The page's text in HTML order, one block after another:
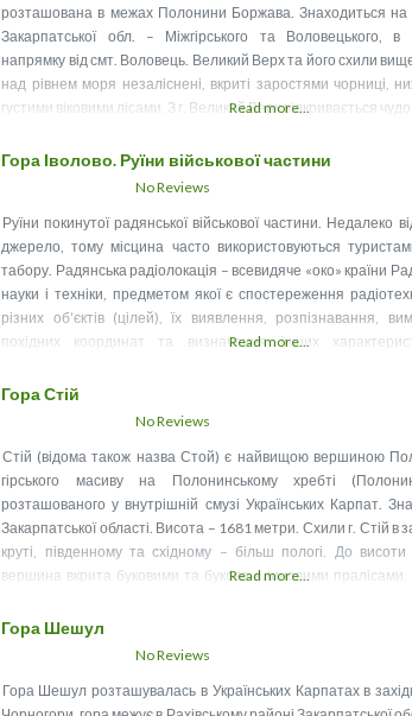
розташована в межах Полонини Боржава. Знаходиться на
Закарпатської обл. – Міжгірського та Воловецького, в
напрямку від смт. Воловець. Великий Верх та його схили
над рівнем моря незаліснені, вкриті заростями чорниці,
густими віковими лісами. З г. Великий Верх відкривається
Read more...
Гора Іволово. Руїни військової частини
No Reviews
Руїни покинутої радянської військової частини. Недалеко
джерело, тому місцина часто використовуються
табору. Радянська радіолокація – всевидяче «око» країни
науки і техніки, предметом якої є спостереження
різних об’єктів (цілей), їх виявлення, розпізнавання,
похідних координат та визначення інших
Read more...
Гора Стій
No Reviews
Стій (відома також назва Стой) є найвищою вершиною
гірського масиву на Полонинському хребті
розташованого у внутрішній смузі Українських Карпат.
Закарпатської області. Висота – 1681 метри. Схили г. Стій в
круті, південному та східному – більш пологі. До
вершина вкрита буковими та буково-ялиновими пралісами,
Read more...
Гора Шешул
No Reviews
Гора Шешул розташувалась в Українських Карпатах в